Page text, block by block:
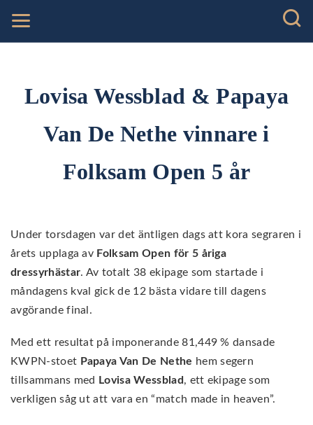
Lovisa Wessblad & Papaya
Van De Nethe vinnare i
Folksam Open 5 år
Under torsdagen var det äntligen dags att kora segraren i
årets upplaga av Folksam Open för 5 åriga
dressyrhästar. Av totalt 38 ekipage som startade i
måndagens kval gick de 12 bästa vidare till dagens
avgörande final.
Med ett resultat på imponerande 81,449 % dansade
KWPN-stoet Papaya Van De Nethe hem segern
tillsammans med
Lovisa Wessblad, ett ekipage som
verkligen såg ut att vara en “match made in heaven”.